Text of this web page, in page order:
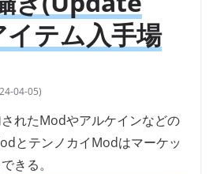
テム入手場
04-05
れたModやアルケインなどの
とテンノカイModはマーケッ
きる。